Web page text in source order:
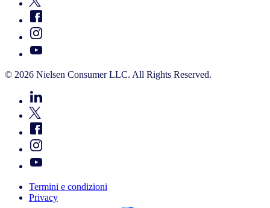
© 2026 Nielsen Consumer LLC. All Rights Reserved.
Termini e condizioni
Privacy